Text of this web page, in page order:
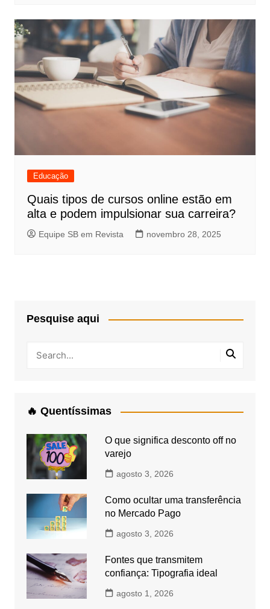
Educação
Quais tipos de cursos online estão em
alta e podem impulsionar sua carreira?
Equipe SB em Revista novembro 28, 2025
Pesquise aqui
🔥 Quentíssimas
O que significa desconto off no
varejo
agosto 3, 2026
Como ocultar uma transferência
no Mercado Pago
agosto 3, 2026
Fontes que transmitem
confiança: Tipografia ideal
agosto 1, 2026